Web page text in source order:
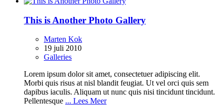
This is Another Photo Gallery
Marten Kok
19 juli 2010
Galleries
Lorem ipsum dolor sit amet, consectetuer adipiscing elit.
Morbi quis risus at nisl blandit feugiat. Ut vel orci quis sem
dapibus iaculis. Aliquam ut nunc quis nisi tincidunt tincidunt.
Pellentesque ... Lees Meer